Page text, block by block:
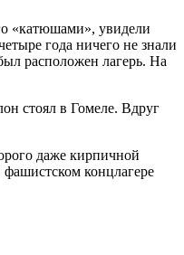
«катюшами», увидели
года ничего не знали
расположен лагерь. На
стоял в Гомеле. Вдруг
даже кирпичной
концлагере